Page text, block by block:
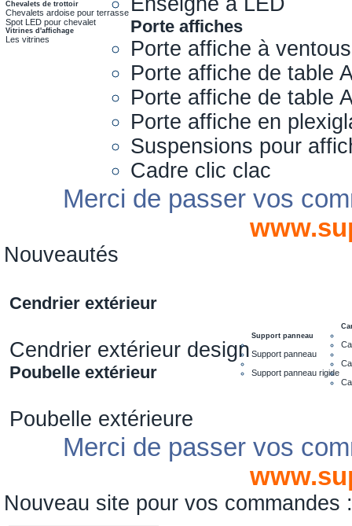
Chevalets de trottoir
Chevalets ardoise pour terrasse
Spot LED pour chevalet
Vitrines d'affichage
Les vitrines
Porte affiches
Porte affiche à
Porte affiche de table
Porte affiche de table
Porte affiche en
Suspensions pour
Cadre clic clac
Merci de passer vos
Nouveautés
Cendrier extérieur
Cendrier extérieur design
Poubelle extérieur
Poubelle extérieure
Support panneau
Support panneau
Support panneau rigide
Merci de passer vos
Nouveau site pour vos commandes